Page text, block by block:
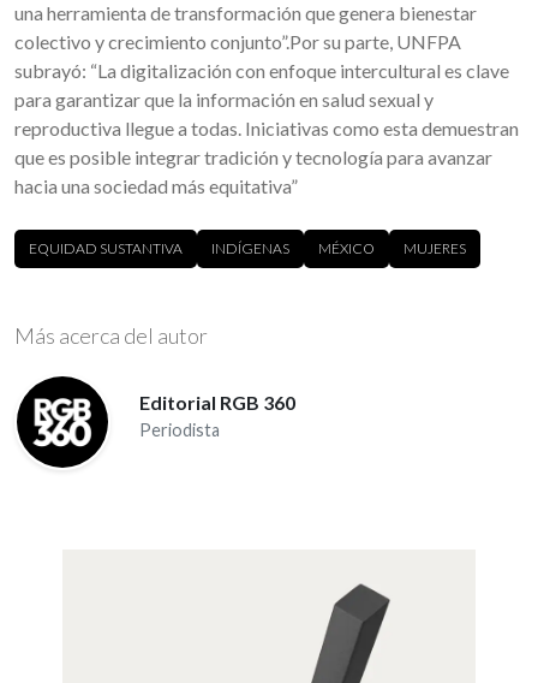
una herramienta de transformación que genera bienestar
colectivo y crecimiento conjunto”.Por su parte, UNFPA
subrayó: “La digitalización con enfoque intercultural es clave
para garantizar que la información en salud sexual y
reproductiva llegue a todas. Iniciativas como esta demuestran
que es posible integrar tradición y tecnología para avanzar
hacia una sociedad más equitativa”
EQUIDAD SUSTANTIVA INDÍGENAS MÉXICO MUJERES
Más acerca del autor
Editorial RGB 360
Periodista